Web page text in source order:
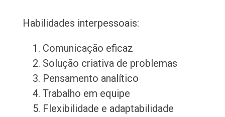
Habilidades interpessoais:
Comunicação eficaz
Solução criativa de problemas
Pensamento analítico
Trabalho em equipe
Flexibilidade e adaptabilidade